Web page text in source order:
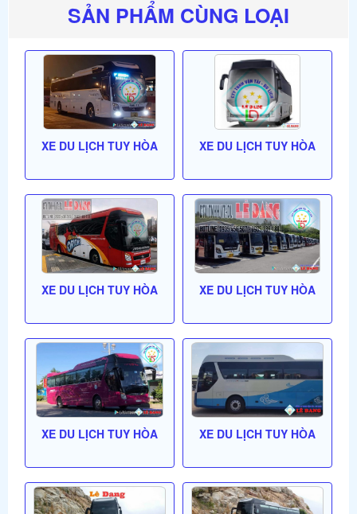
SẢN PHẨM CÙNG LOẠI
XE DU LỊCH TUY HÒA XE DU LỊCH TUY HÒA
XE DU LỊCH TUY HÒA XE DU LỊCH TUY HÒA
XE DU LỊCH TUY HÒA XE DU LỊCH TUY HÒA